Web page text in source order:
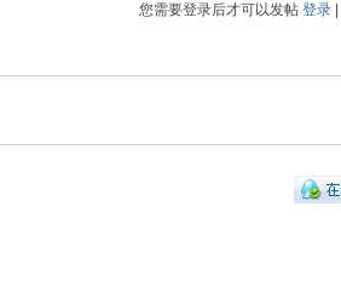
您需要登录后才可以发帖 登录|